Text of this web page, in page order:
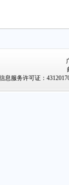
息服务许可证：